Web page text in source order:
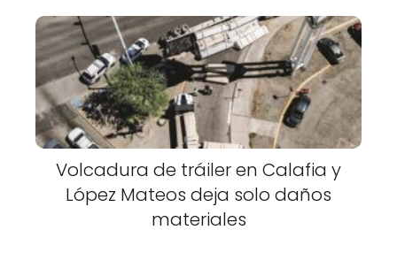
Volcadura de tráiler en Calafia y
López Mateos deja solo daños
materiales